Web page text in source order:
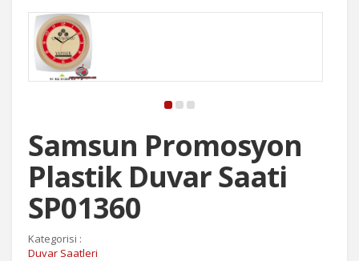
Samsun Promosyon
Plastik Duvar Saati
SP01360
Kategorisi :
Duvar Saatleri